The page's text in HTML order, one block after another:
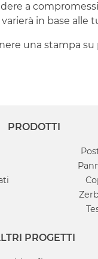
a
in base alle
una stampa
PRODOTTI
PROGETTI